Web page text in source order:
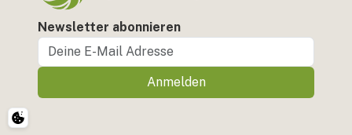
Newsletter abonnieren
Anmelden
Cookie-Einstellungen